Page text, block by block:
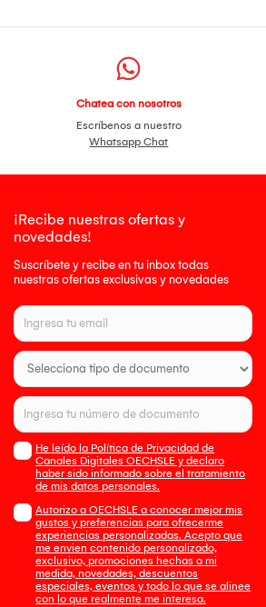
Chatea con nosotros
Escríbenos a nuestro
Whatsapp Chat
¡Recibe nuestras ofertas y
novedades!
Suscríbete y recibe en tu inbox todas
nuestras ofertas exclusivas y novedades
He leído la Política de Privacidad de
Canales Digitales OECHSLE y declaro
haber sido informado sobre el tratamiento
de mis datos personales.
Autorizo a OECHSLE a conocer mejor mis
gustos y preferencias para ofrecerme
experiencias personalizadas. Acepto que
me envien contenido personalizado,
exclusivo, promociones hechas a mi
medida, novedades, descuentos
especiales, eventos y todo lo que se alinee
con lo que realmente me interesa.